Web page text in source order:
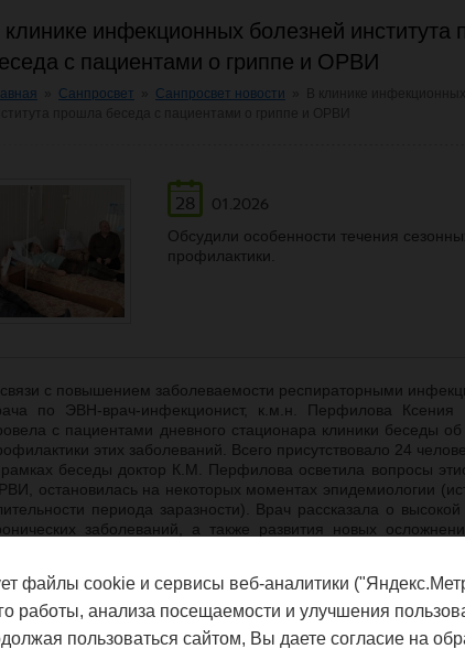
клинике инфекционных болезней института
с пациентами о гриппе и ОРВИ
Санпросвет Санпросвет новости
28
01.2026
Обсудили особенности течения
профилактики.
с повышением заболеваемости респираторными
по ЭВН-врач-инфекционист, к.м.н. Перфилова
с пациентами дневного стационара клиники беседы
этих заболеваний. Всего присутствовало 24
беседы доктор К.М. Перфилова осветила вопросы
остановилась на некоторых моментах эпидемиологии
периода заразности). Врач рассказала о
заболеваний, а также развития новых
внимание было уделено важности профилактики и
поведения при появлении больного в семье.
профилактики заболевания является своевременная
файлы cookie и сервисы веб-аналитики
работы, анализа посещаемости и улучшения
пользоваться сайтом, Вы даете согласие на